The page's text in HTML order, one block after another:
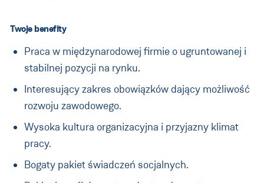
Twoje benefity
Praca w międzynarodowej firmie o ugruntowanej i
stabilnej pozycji na rynku.
Interesujący zakres obowiązków dający możliwość
rozwoju zawodowego.
Wysoka kultura organizacyjna i przyjazny klimat
pracy.
Bogaty pakiet świadczeń socjalnych.